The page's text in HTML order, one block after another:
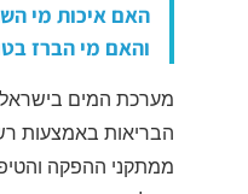
האם איכות מי
והאם מי הברז
מערכת המים
הבריאות באמצעות
ממתקני ההפקה